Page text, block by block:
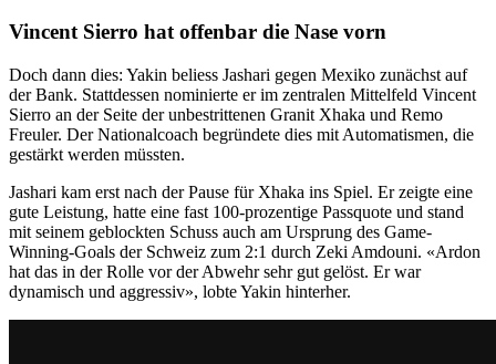
Vincent Sierro hat offenbar die Nase vorn
Doch dann dies: Yakin beliess Jashari gegen Mexiko zunächst auf
der Bank. Stattdessen nominierte er im zentralen Mittelfeld Vincent
Sierro an der Seite der unbestrittenen Granit Xhaka und Remo
Freuler. Der Nationalcoach begründete dies mit Automatismen, die
gestärkt werden müssten.
Jashari kam erst nach der Pause für Xhaka ins Spiel. Er zeigte eine
gute Leistung, hatte eine fast 100-prozentige Passquote und stand
mit seinem geblockten Schuss auch am Ursprung des Game-
Winning-Goals der Schweiz zum 2:1 durch Zeki Amdouni. «Ardon
hat das in der Rolle vor der Abwehr sehr gut gelöst. Er war
dynamisch und aggressiv», lobte Yakin hinterher.